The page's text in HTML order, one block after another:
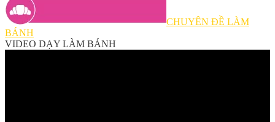
CHUYÊN ĐỀ LÀM
BÁNH
VIDEO DẠY LÀM BÁNH